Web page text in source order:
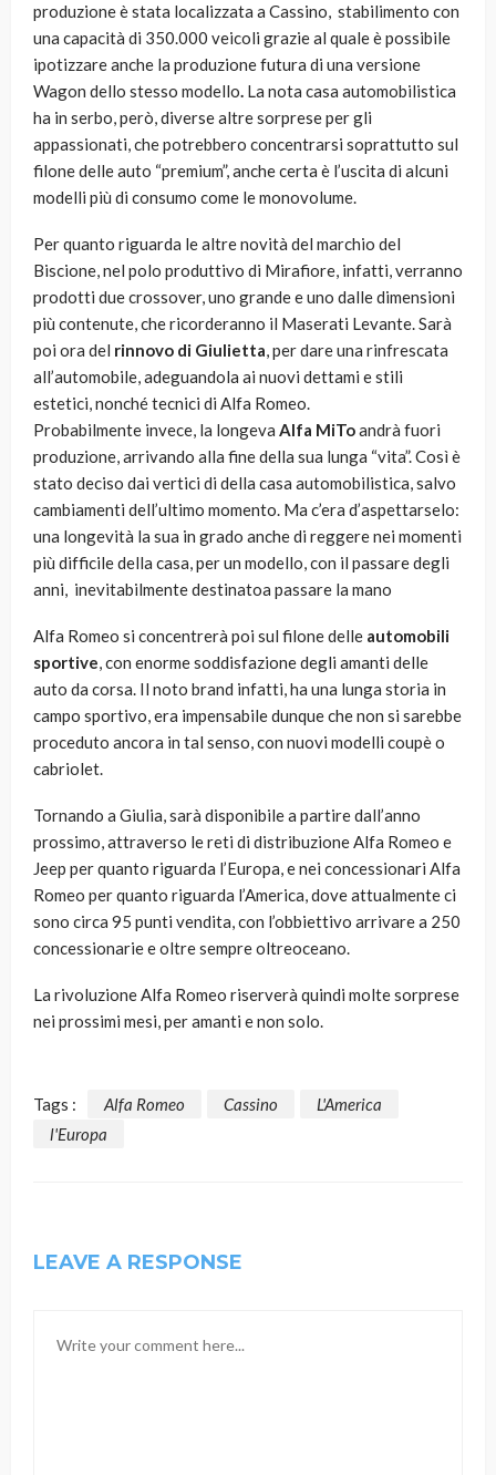
produzione è stata localizzata a Cassino, stabilimento con
una capacità di 350.000 veicoli grazie al quale è possibile
ipotizzare anche la produzione futura di una versione
Wagon dello stesso modello. La nota casa automobilistica
ha in serbo, però, diverse altre sorprese per gli
appassionati, che potrebbero concentrarsi soprattutto sul
filone delle auto “premium”, anche certa è l’uscita di alcuni
modelli più di consumo come le monovolume.
Per quanto riguarda le altre novità del marchio del
Biscione, nel polo produttivo di Mirafiore, infatti, verranno
prodotti due crossover, uno grande e uno dalle dimensioni
più contenute, che ricorderanno il Maserati Levante. Sarà
poi ora del rinnovo di Giulietta, per dare una rinfrescata
all’automobile, adeguandola ai nuovi dettami e stili
estetici, nonché tecnici di Alfa Romeo.
Probabilmente invece, la longeva Alfa MiToandrà fuori
produzione, arrivando alla fine della sua lunga “vita”. Così è
stato deciso dai vertici di della casa automobilistica, salvo
cambiamenti dell’ultimo momento. Ma c’era d’aspettarselo:
una longevità la sua in grado anche di reggere nei momenti
più difficile della casa, per un modello, con il passare degli
anni, inevitabilmente destinatoa passare la mano
Alfa Romeo si concentrerà poi sul filone delle automobili
sportive, con enorme soddisfazione degli amanti delle
auto da corsa. Il noto brand infatti, ha una lunga storia in
campo sportivo, era impensabile dunque che non si sarebbe
proceduto ancora in tal senso, con nuovi modelli coupè o
cabriolet.
Tornando a Giulia, sarà disponibile a partire dall’anno
prossimo, attraverso le reti di distribuzione Alfa Romeo e
Jeep per quanto riguarda l’Europa, e nei concessionari Alfa
Romeo per quanto riguarda l’America, dove attualmente ci
sono circa 95 punti vendita, con l’obbiettivo arrivare a 250
concessionarie e oltre sempre oltreoceano.
La rivoluzione Alfa Romeo riserverà quindi molte sorprese
nei prossimi mesi, per amanti e non solo.
Tags : Alfa Romeo Cassino
L'America
l'Europa
LEAVE A RESPONSE